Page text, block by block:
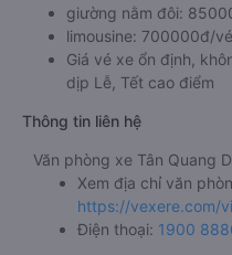
giường nằm đôi:
limousine: 700000đ/vé
Giá vé xe ổn định,
dịp Lễ, Tết cao điểm
Thông tin liên hệ
Văn phòng xe Tân Quang
Xem địa chỉ văn
https://vexere.com/
Điện thoại: 1900